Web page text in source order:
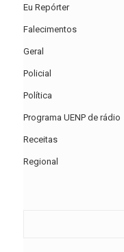
Eu Repórter
Falecimentos
Geral
Policial
Política
Programa UENP de rádio
Receitas
Regional